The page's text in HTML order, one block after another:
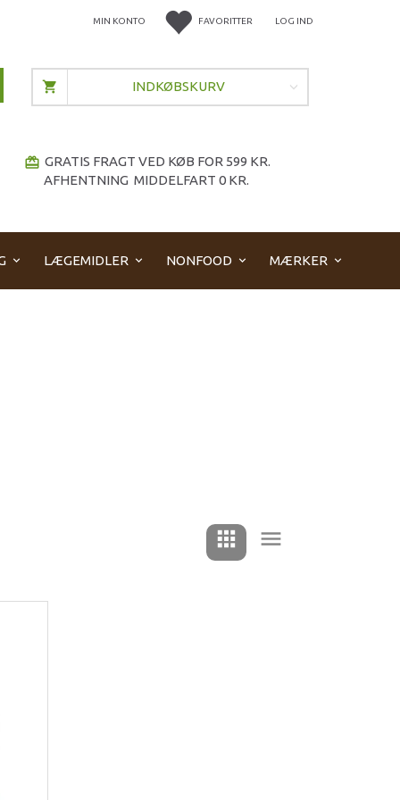
FAVORITTER LOG IND
MIN KONTO
redeem GRATIS FRAGT VED KØB FOR 599 KR.
AFHENTNING MIDDELFART 0 KR.
INDKØBSKURV
LÆGEMIDLER NONFOOD MÆRKER